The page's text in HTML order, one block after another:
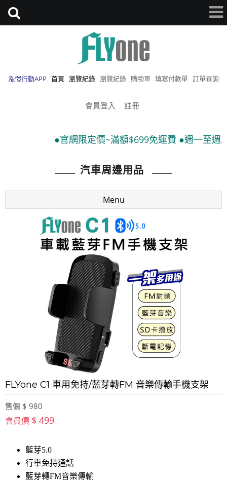
泓愷行動APP 首頁 瀏覽紀錄 瀏覽紀錄 購物車 填寫付款單 訂單查詢
會員登入 註冊
●官網限定價~滿額$699免運費 ●週一至週五 當天下單
汽車周邊用品
Menu
FLYone C1 車用免持/藍芽轉FM 音樂傳輸手機支架
售價 $ 980
會員價 $ 499
藍芽5.0
行車免持通話
藍芽轉FM音樂傳輸